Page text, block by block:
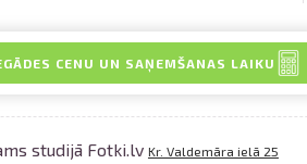
CENU UN SAŅEMŠANAS LAIKU
studijā Fotki.lv Kr. Valdemāra ielā 25